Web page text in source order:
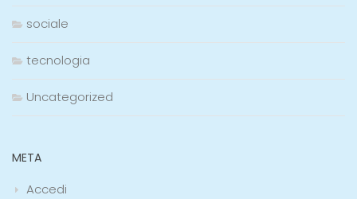
sociale
tecnologia
Uncategorized
META
Accedi